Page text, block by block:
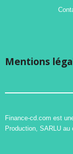
Mentions
Finance-cd.com est
Production, SARLU